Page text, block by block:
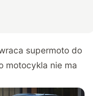
supermoto do
motocykla nie ma